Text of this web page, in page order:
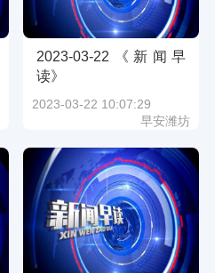
2023-03-22《新闻早
读》
2023-03-22 10:07:29
早安潍坊